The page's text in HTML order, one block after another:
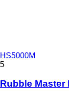
HS5000M
5
Rubble Master